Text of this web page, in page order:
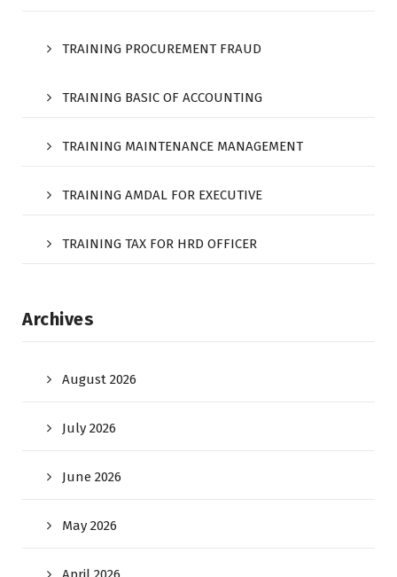
TRAINING PROCUREMENT FRAUD
TRAINING BASIC OF ACCOUNTING
TRAINING MAINTENANCE MANAGEMENT
TRAINING AMDAL FOR EXECUTIVE
TRAINING TAX FOR HRD OFFICER
Archives
August 2026
July 2026
June 2026
May 2026